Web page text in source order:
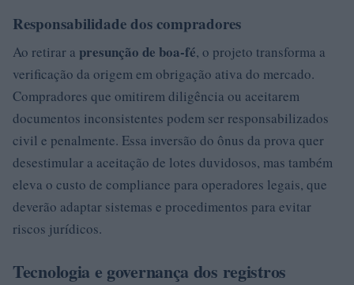
Responsabilidade dos compradores
Ao retirar a presunção de boa-fé, o projeto transforma a
verificação da origem em obrigação ativa do mercado.
Compradores que omitirem diligência ou aceitarem
documentos inconsistentes podem ser responsabilizados
civil e penalmente. Essa inversão do ônus da prova quer
desestimular a aceitação de lotes duvidosos, mas também
eleva o custo de compliance para operadores legais, que
deverão adaptar sistemas e procedimentos para evitar
riscos jurídicos.
Tecnologia e governança dos registros